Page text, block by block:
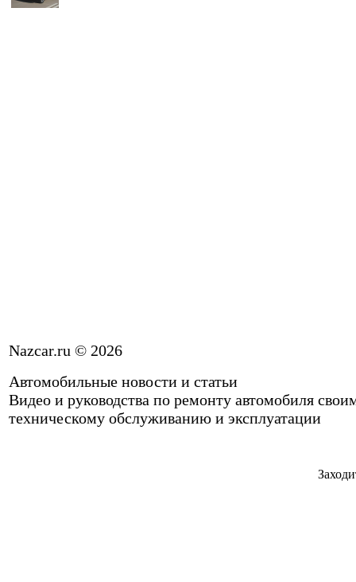
Nazcar.ru © 2026
Автомобильные новости и статьи
Видео и руководства по ремонту автомобиля
техническому обслуживанию и эксплуатации